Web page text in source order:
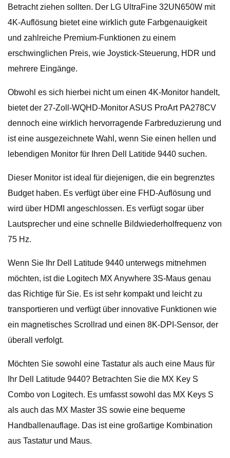
Betracht ziehen sollten. Der LG UltraFine 32UN650W mit
4K-Auflösung bietet eine wirklich gute Farbgenauigkeit
und zahlreiche Premium-Funktionen zu einem
erschwinglichen Preis, wie Joystick-Steuerung, HDR und
mehrere Eingänge.
Obwohl es sich hierbei nicht um einen 4K-Monitor handelt,
bietet der 27-Zoll-WQHD-Monitor ASUS ProArt PA278CV
dennoch eine wirklich hervorragende Farbreduzierung und
ist eine ausgezeichnete Wahl, wenn Sie einen hellen und
lebendigen Monitor für Ihren Dell Latitide 9440 suchen.
Dieser Monitor ist ideal für diejenigen, die ein begrenztes
Budget haben. Es verfügt über eine FHD-Auflösung und
wird über HDMI angeschlossen. Es verfügt sogar über
Lautsprecher und eine schnelle Bildwiederholfrequenz von
75 Hz.
Wenn Sie Ihr Dell Latitude 9440 unterwegs mitnehmen
möchten, ist die Logitech MX Anywhere 3S-Maus genau
das Richtige für Sie. Es ist sehr kompakt und leicht zu
transportieren und verfügt über innovative Funktionen wie
ein magnetisches Scrollrad und einen 8K-DPI-Sensor, der
überall verfolgt.
Möchten Sie sowohl eine Tastatur als auch eine Maus für
Ihr Dell Latitude 9440? Betrachten Sie die MX Key S
Combo von Logitech. Es umfasst sowohl das MX Keys S
als auch das MX Master 3S sowie eine bequeme
Handballenauflage. Das ist eine großartige Kombination
aus Tastatur und Maus.